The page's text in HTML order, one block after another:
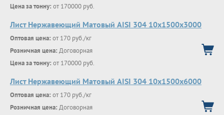
Цена за тонну: от 170000 руб.
Лист Нержавеющий Матовый AISI 304 10х1500х3000
Оптовая цена: от 170 руб./кг
Розничная цена: Договорная
Цена за тонну: от 170000 руб.
Лист Нержавеющий Матовый AISI 304 10х1500х6000
Оптовая цена: от 170 руб./кг
Розничная цена: Договорная